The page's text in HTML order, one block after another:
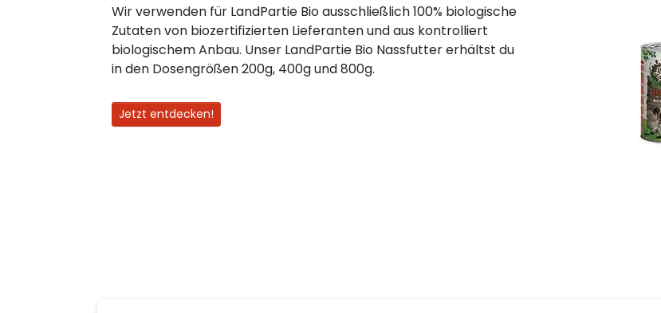
Wir verwenden für LandPartie Bio ausschließlich 100% biologische
Zutaten von biozertifizierten Lieferanten und aus kontrolliert
biologischem Anbau. Unser LandPartie Bio Nassfutter erhältst du
in den Dosengrößen 200g, 400g und 800g.
Jetzt entdecken!